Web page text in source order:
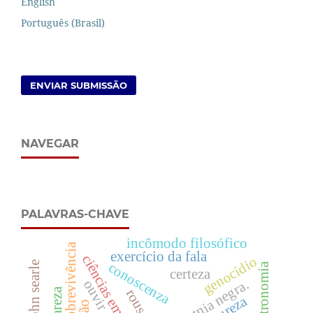
Português (Brasil)
ENVIAR SUBMISSÃO
NAVEGAR
PALAVRAS-CHAVE
conoscenza etnia negra.
sobrevivência genocídio
exercício da fala
incômodo filosófico
astronomia
certeza
john searle ouvir